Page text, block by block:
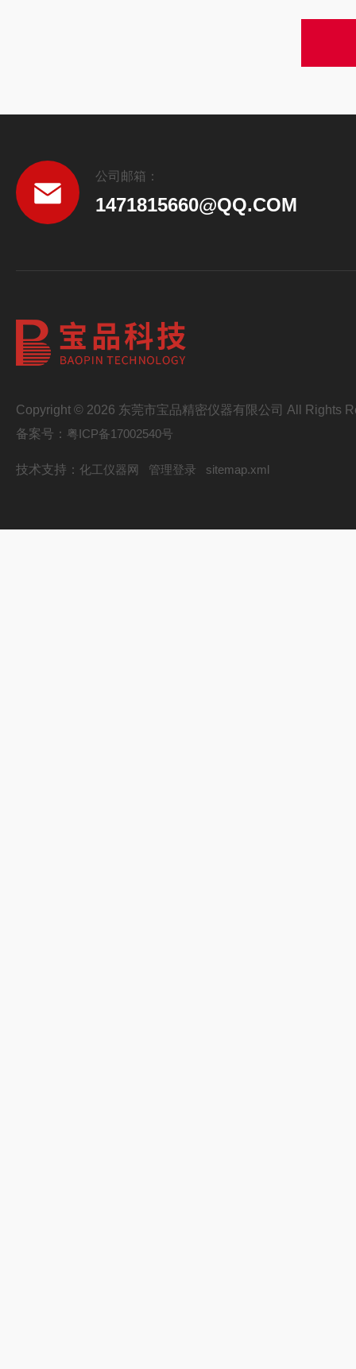
公司邮箱：
1471815660@QQ.COM
Copyright © 2026 东莞市宝品精密仪器有限公司 All Rights
备案号： 粤ICP备17002540号
技术支持： 化工仪器网 管理登录 sitemap.xml